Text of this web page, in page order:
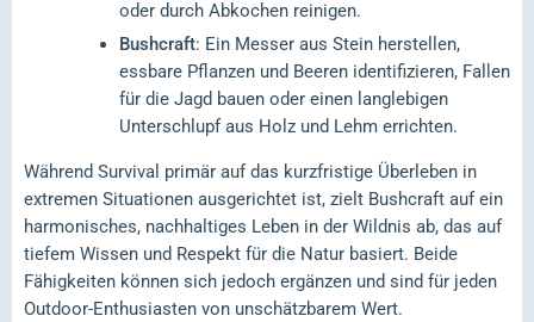
oder durch Abkochen reinigen.
Bushcraft: Ein Messer aus Stein herstellen,
essbare Pflanzen und Beeren identifizieren, Fallen
für die Jagd bauen oder einen langlebigen
Unterschlupf aus Holz und Lehm errichten.
Während Survival primär auf das kurzfristige Überleben in
extremen Situationen ausgerichtet ist, zielt Bushcraft auf ein
harmonisches, nachhaltiges Leben in der Wildnis ab, das auf
tiefem Wissen und Respekt für die Natur basiert. Beide
Fähigkeiten können sich jedoch ergänzen und sind für jeden
Outdoor-Enthusiasten von unschätzbarem Wert.